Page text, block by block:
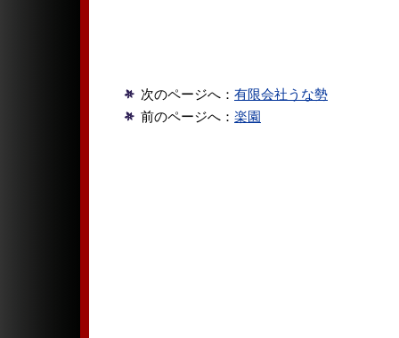
次のページへ： 有限会社うな勢
前のページへ： 楽園